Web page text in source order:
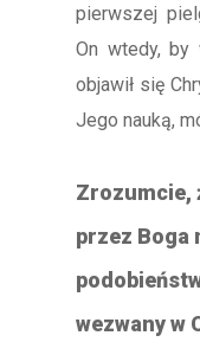
pierwszej
On wtedy, by
objawił się
Jego nauką,
Zrozumcie,
przez Boga
wezwany w